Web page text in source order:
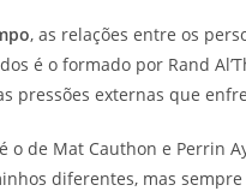
, as relações entre os
é o formado por Rand
pressões externas que
o de Mat Cauthon e Perrin
diferentes, mas